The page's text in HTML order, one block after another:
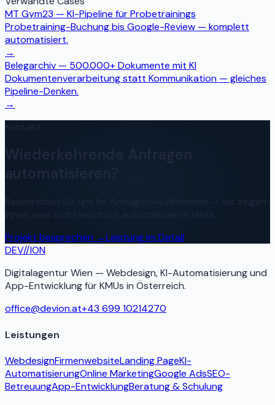
MT Gym23 — KI-Pipeline für Probetrainings
Probetraining-Buchung bis Google-Review — komplett
automatisiert.
→
Belegarchiv — 500.000+ Dokumente mit KI
Dokumentenverarbeitung statt Kommunikation — gleiches
Pipeline-Denken.
→
Projekt besprechen →Leistung im Detail
DEV//ION
Digitalagentur Wien — Webdesign, KI-Automatisierung und
App-Entwicklung für KMUs in Österreich.
office@devion.at+43 699 10214270
Leistungen
WebdesignFirmenwebsiteLanding PageKI-
AutomatisierungOnline MarketingGoogle AdsSEO-
BetreuungApp-EntwicklungBeratung & Schulung